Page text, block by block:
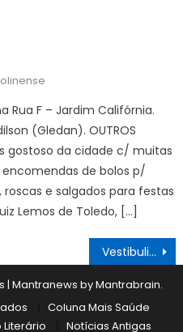
Rua F – Jardim Califórnia.
(Gledan). OUTROS
gostoso da cidade c/ muitas
de bolos p/
e salgados para festas
Lemos de Toledo, […]
Vestibulinho tem 222 inscritos
| Mantranews byMantrabrain.
Coluna Mais Saúde
Literário Notícias Antigas